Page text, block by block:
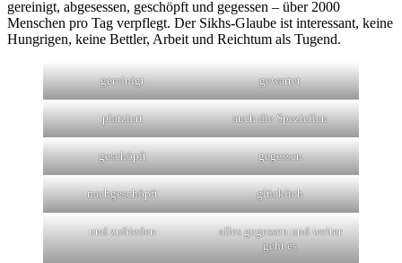
gereinigt, abgesessen, geschöpft und gegessen – über 2000
Menschen pro Tag verpflegt. Der Sikhs-Glaube ist interessant, keine
Hungrigen, keine Bettler, Arbeit und Reichtum als Tugend.
gereinigt gewartet
platziert auch die Speziellen
geschöpft gegessen
nachgeschöpft glücklich
und zufrieden
alles gegessen und weiter
geht es